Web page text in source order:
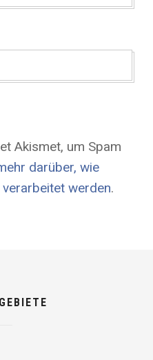
Akismet, um Spam
darüber, wie
werden.